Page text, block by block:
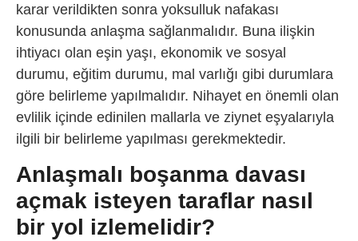
karar verildikten sonra yoksulluk nafakası
konusunda anlaşma sağlanmalıdır. Buna ilişkin
ihtiyacı olan eşin yaşı, ekonomik ve sosyal
durumu, eğitim durumu, mal varlığı gibi durumlara
göre belirleme yapılmalıdır. Nihayet en önemli olan
evlilik içinde edinilen mallarla ve ziynet eşyalarıyla
ilgili bir belirleme yapılması gerekmektedir.
Anlaşmalı boşanma davası
açmak isteyen taraflar nasıl
bir yol izlemelidir?